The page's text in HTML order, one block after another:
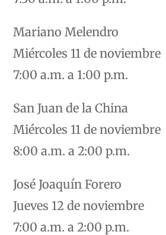
Mariano Melendro
Miércoles 11 de noviembre
7:00 a.m. a 1:00 p.m.
San Juan de la China
Miércoles 11 de noviembre
8:00 a.m. a 2:00 p.m.
José Joaquín Forero
Jueves 12 de noviembre
7:00 a.m. a 2:00 p.m.